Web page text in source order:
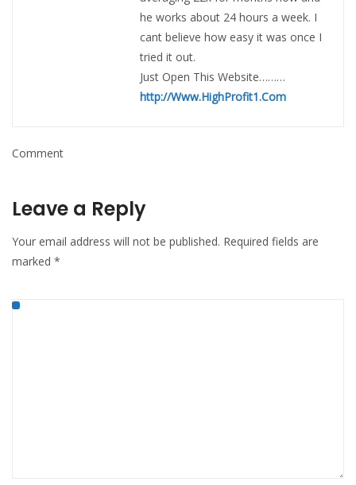
he works about 24 hours a week. I
cant believe how easy it was once I
tried it out.
Just Open This Website………
http://Www.HighProfit1.Com
Comment
Leave a Reply
Your email address will not be published. Required fields are
marked *